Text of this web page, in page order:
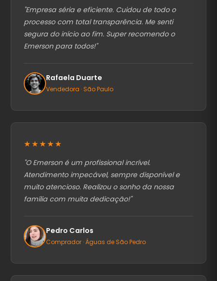
"Empresa séria e eficiente. Cuidou de todo o
processo com total transparência. Me senti
segura do início ao fim. Super recomendo o
Emerson para todos!"
Rafaela Duarte
Vendedora · São Paulo
★★★★★
"O Emerson é um profissional incrível.
Atendimento impecável, sempre disponível e
muito atencioso. Realizou o sonho da nossa
família com muita dedicação!"
Pedro Carlos
Comprador · Águas de São Pedro